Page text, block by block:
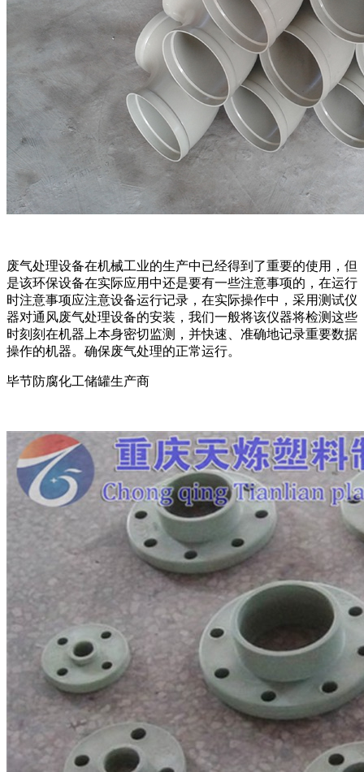
废气处理设备在机械工业的生产中已经得到了重要的使用，但
是该环保设备在实际应用中还是要有一些注意事项的，在运行
时注意事项应注意设备运行记录，在实际操作中，采用测试仪
器对通风废气处理设备的安装，我们一般将该仪器将检测这些
时刻刻在机器上本身密切监测，并快速、准确地记录重要数据
操作的机器。确保废气处理的正常运行。
毕节防腐化工储罐生产商